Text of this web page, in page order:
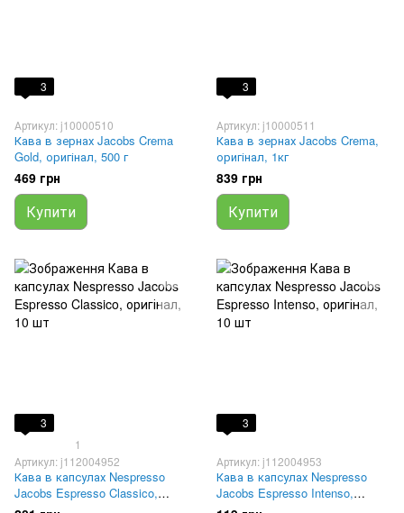
3
Артикул: j10000510
Кава в зернах Jacobs Crema
Gold, оригінал, 500 г
469 грн
Купити
3
Артикул: j10000511
Кава в зернах Jacobs Crema,
оригінал, 1кг
839 грн
Купити
3
1
Артикул: j112004952
Кава в капсулах Nespresso
Jacobs Espresso Classico,
оригінал, 10 шт
3
Артикул: j112004953
Кава в капсулах Nespresso
Jacobs Espresso Intenso,
оригінал, 10 шт